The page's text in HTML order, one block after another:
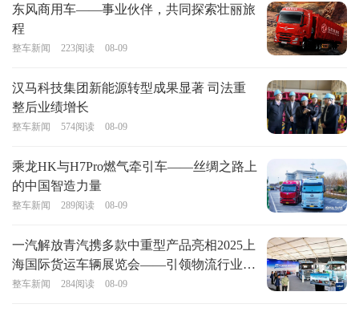
东风商用车——事业伙伴，共同探索壮丽旅
程
整车新闻 223阅读 08-09
汉马科技集团新能源转型成果显著 司法重
整后业绩增长
整车新闻 574阅读 08-09
乘龙HK与H7Pro燃气牵引车——丝绸之路上
的中国智造力量
整车新闻 289阅读 08-09
一汽解放青汽携多款中重型产品亮相2025上
海国际货运车辆展览会——引领物流行业绿
色转型
整车新闻 284阅读 08-09